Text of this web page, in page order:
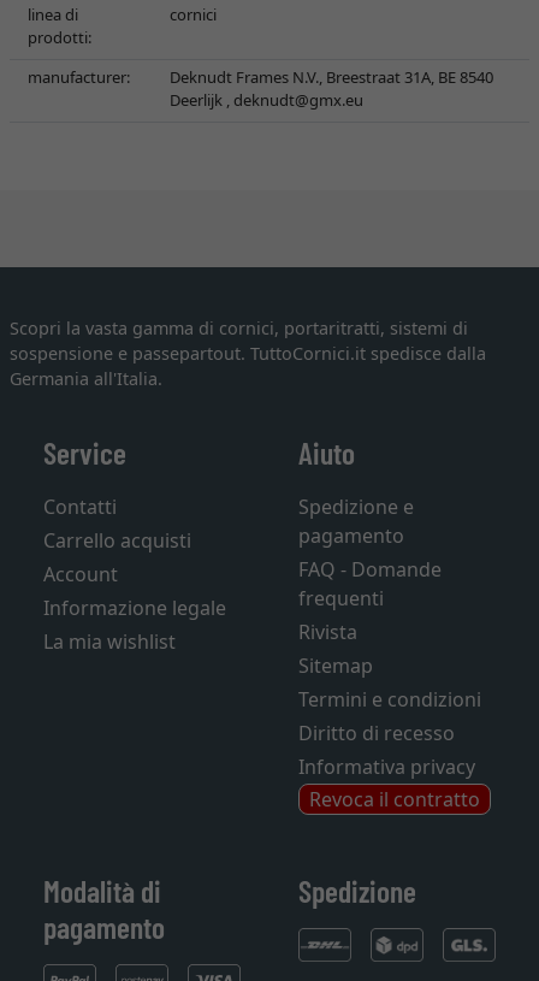
linea di
prodotti:
cornici
manufacturer:
Deknudt Frames N.V., Breestraat 31A, BE 8540
Deerlijk , deknudt@gmx.eu
Scopri la vasta gamma di cornici, portaritratti, sistemi di
sospensione e passepartout. TuttoCornici.it spedisce dalla
Germania all'Italia.
Service
Contatti
Carrello acquisti
Account
Informazione legale
La mia wishlist
Aiuto
Spedizione e
pagamento
FAQ - Domande
frequenti
Rivista
Sitemap
Termini e condizioni
Diritto di recesso
Informativa privacy
Revoca il contratto
Modalità di
pagamento
Spedizione